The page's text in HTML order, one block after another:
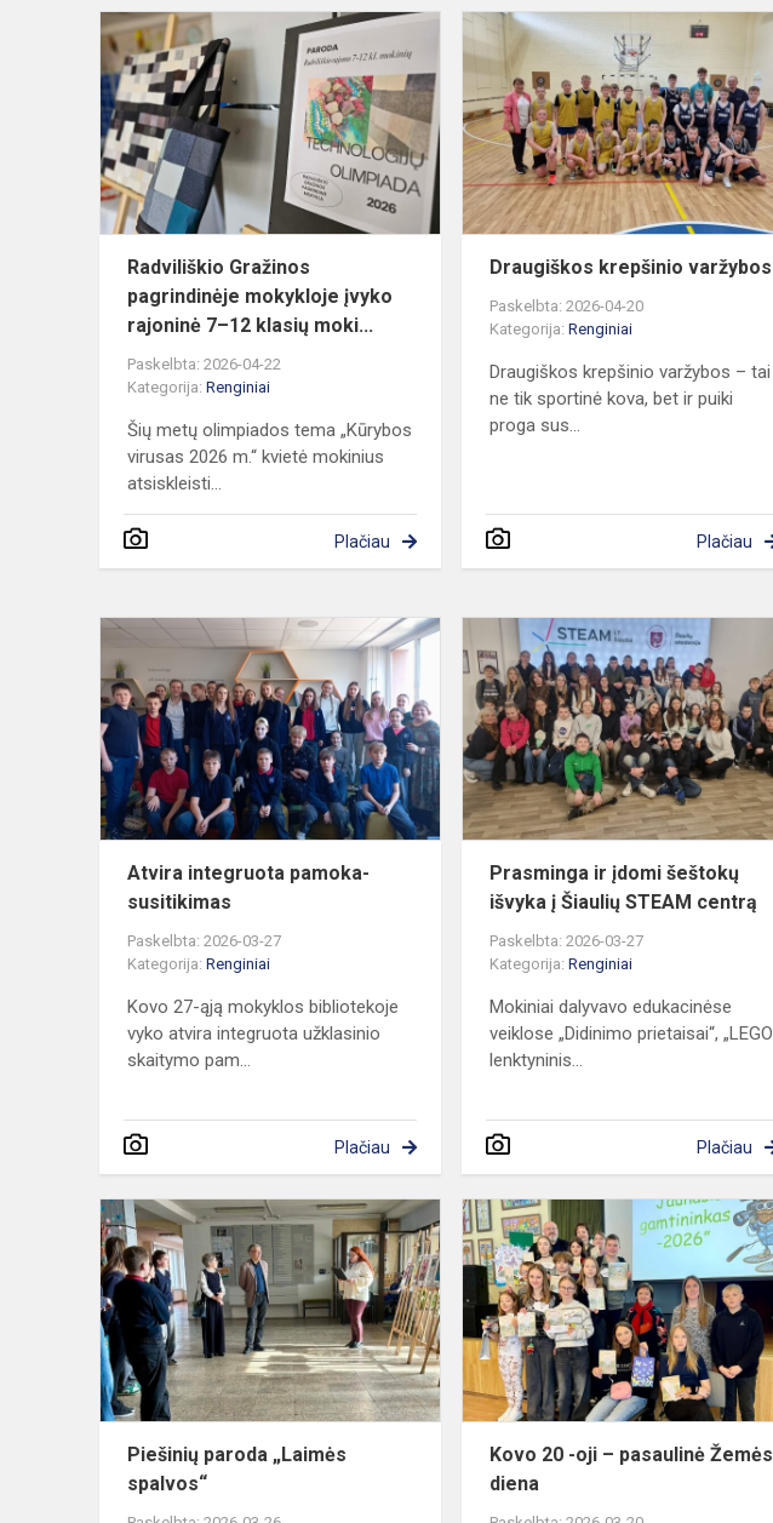
Radviliškio
Gražinos
pagrindinėje
mokykloje
įvyko
rajoninė...
Radviliškio Gražinos
pagrindinėje mokykloje įvyko
rajoninė 7–12 klasių moki...
Paskelbta: 2026-04-22
Kategorija: Renginiai
Šių metų olimpiados tema „Kūrybos
virusas 2026 m.“ kvietė mokinius
atsiskleisti...
Plačiau
Draugiškos krepšinio varžybos
Paskelbta: 2026-04-20
Kategorija:Renginiai
Draugiškos krepšinio varžybos – tai
ne tik sportinė kova, bet ir puiki
proga sus...
Plačiau
Atvira
integruota
pamoka-
susitikimas
Atvira integruota pamoka-
susitikimas
Paskelbta: 2026-03-27
Kategorija: Renginiai
Kovo 27-ąją mokyklos bibliotekoje
vyko atvira integruota užklasinio
skaitymo pam...
Plačiau
Prasminga ir įdomi šeštokų
išvyka į Šiaulių STEAM centrą
Paskelbta: 2026-03-27
Kategorija:Renginiai
Mokiniai dalyvavo edukacinėse
veiklose „Didinimo prietaisai“, „LEGO
lenktyninis...
Plačiau
Piešinių
paroda
„Laimės
spalvos“
Piešinių paroda „Laimės
spalvos“
Kovo 20 -oji – pasaulinė Žemės
diena